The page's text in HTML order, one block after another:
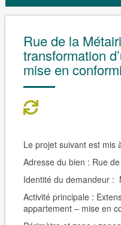
Rue de la
transformation
mise en
Le projet suivant est mis
Adresse du bien : Rue
Identité du demandeur :
Activité principale :
appartement – mise en